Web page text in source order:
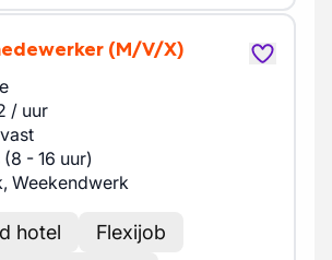
(M/V/X)
/ uur
- 16 uur)
Weekendwerk
hotel
Flexijob